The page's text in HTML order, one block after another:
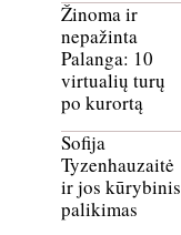
Žinoma ir
nepažinta
Palanga: 10
virtualių turų
po kurortą
Sofija
Tyzenhauzaitė
ir jos kūrybinis
palikimas